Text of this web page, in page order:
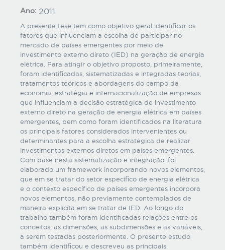
Ano: 2011
A presente tese tem como objetivo geral identificar os
fatores que influenciam a escolha de participar no
mercado de países emergentes por meio de
investimento externo direto (IED) na geração de energia
elétrica. Para atingir o objetivo proposto, primeiramente,
foram identificadas, sistematizadas e integradas teorias,
tratamentos teóricos e abordagens do campo da
economia, estratégia e internacionalização de empresas
que influenciam a decisão estratégica de investimento
externo direto na geração de energia elétrica em países
emergentes, bem como foram identificados na literatura
os principais fatores considerados intervenientes ou
determinantes para a escolha estratégica de realizar
investimentos externos diretos em países emergentes.
Com base nesta sistematização e integração, foi
elaborado um framework incorporando novos elementos,
que em se tratar do setor específico de energia elétrica
e o contexto específico de países emergentes incorpora
novos elementos, não previamente contemplados de
maneira explícita em se tratar de IED. Ao longo do
trabalho também foram identificadas relações entre os
conceitos, as dimensões, as subdimensões e as variáveis,
a serem testadas posteriormente. O presente estudo
também identificou e descreveu as principais